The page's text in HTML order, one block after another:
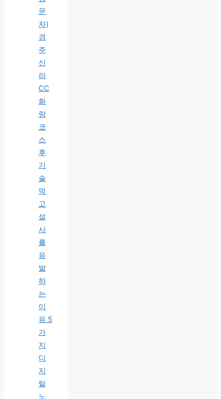
문
자)
경
주
신
라
CC
화
랑
코
스
후
기
술
먹
고
설
사
를
유
발
하
는
이
유 5
가
지
디
지
털
노